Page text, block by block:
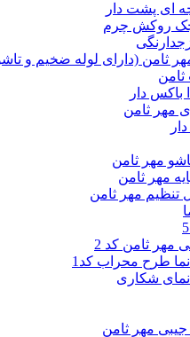
ای پشت دار
روکش چرم
ثامن (دارای لوله ضخیم و
ثامن
باکس دار
مهر ثامن
مهر ثامن
مهر ثامن
تنظیم مهر ثامن
مهر ثامن کد 2
طرح محراب کد1
شکاری
جیبی مهر ثامن